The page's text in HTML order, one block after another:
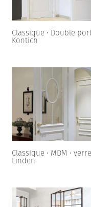
Classique • Double
Kontich
Classique • MDM •
Linden